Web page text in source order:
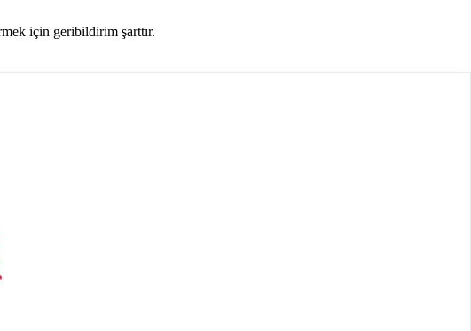
için geribildirim şarttır.